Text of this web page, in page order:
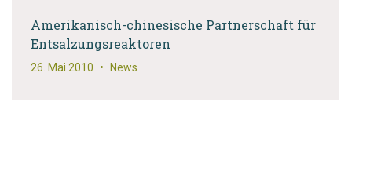
Amerikanisch-chinesische Partnerschaft für
Entsalzungsreaktoren
26. Mai 2010 • News